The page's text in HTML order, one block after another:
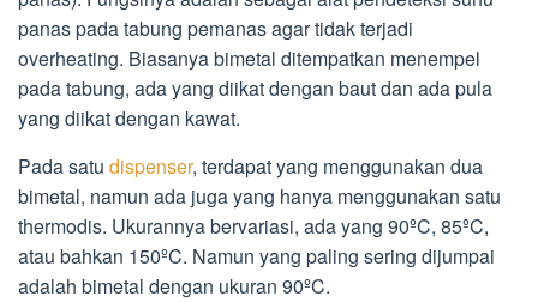
panas pada tabung pemanas agar tidak terjadi
overheating. Biasanya bimetal ditempatkan menempel
pada tabung, ada yang diikat dengan baut dan ada pula
yang diikat dengan kawat.
Pada satu dispenser, terdapat yang menggunakan dua
bimetal, namun ada juga yang hanya menggunakan satu
thermodis. Ukurannya bervariasi, ada yang 90ºC, 85ºC,
atau bahkan 150ºC. Namun yang paling sering dijumpai
adalah bimetal dengan ukuran 90ºC.